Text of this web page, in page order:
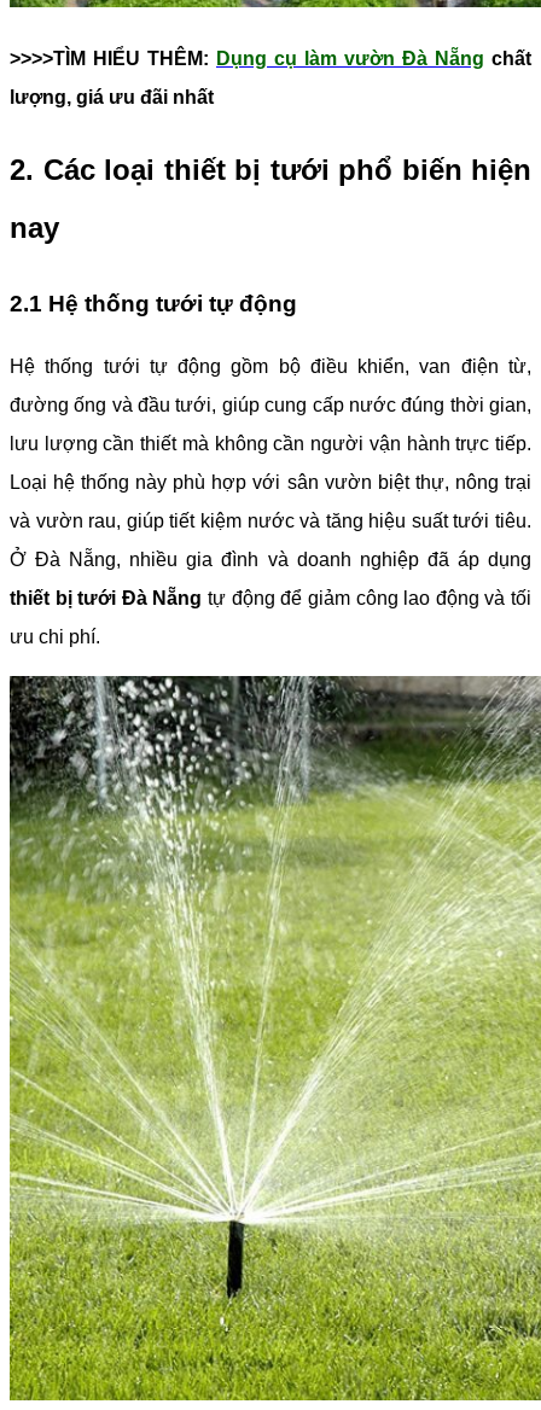
>>>>TÌM HIỂU THÊM: Dụng cụ làm vườn Đà Nẵng chất
lượng, giá ưu đãi nhất
2. Các loại thiết bị tưới phổ biến hiện
nay
2.1 Hệ thống tưới tự động
Hệ thống tưới tự động gồm bộ điều khiển, van điện từ,
đường ống và đầu tưới, giúp cung cấp nước đúng thời gian,
lưu lượng cần thiết mà không cần người vận hành trực tiếp.
Loại hệ thống này phù hợp với sân vườn biệt thự, nông trại
và vườn rau, giúp tiết kiệm nước và tăng hiệu suất tưới tiêu.
Ở Đà Nẵng, nhiều gia đình và doanh nghiệp đã áp dụng
thiết bị tưới Đà Nẵng tự động để giảm công lao động và tối
ưu chi phí.